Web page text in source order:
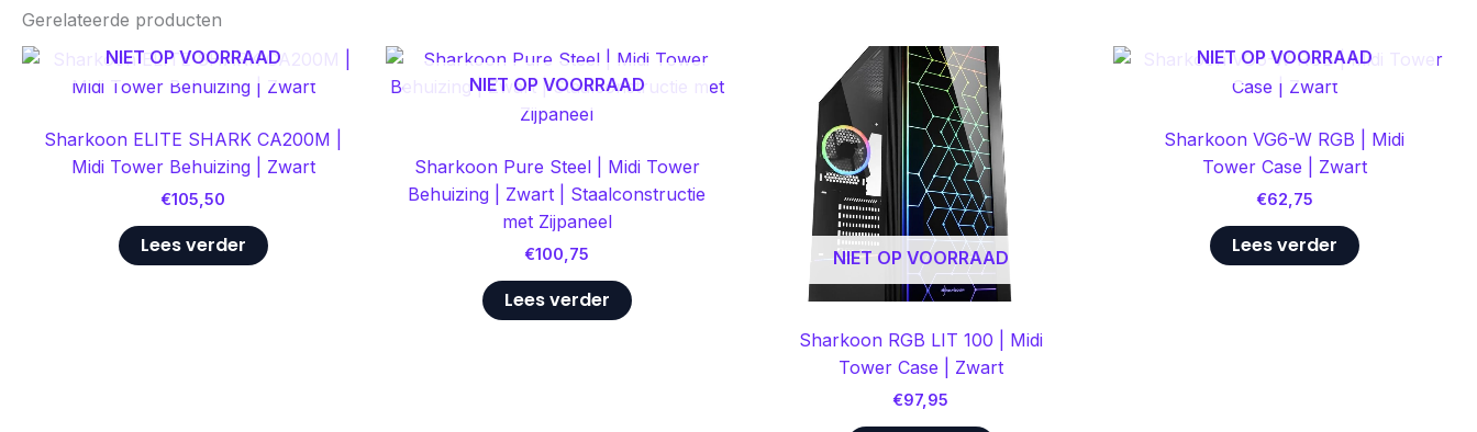
Gerelateerde producten
NIET OP VOORRAAD
Sharkoon ELITE SHARK CA200M |
Midi Tower Behuizing | Zwart
€105,50
Lees verder
NIET OP VOORRAAD
Sharkoon Pure Steel | Midi Tower
Behuizing | Zwart | Staalconstructie
met Zijpaneel
€100,75
Lees verder
NIET OP VOORRAAD
Sharkoon RGB LIT 100 | Midi
Tower Case | Zwart
€97,95
NIET OP VOORRAAD
Sharkoon VG6-W RGB | Midi
Tower Case | Zwart
€62,75
Lees verder